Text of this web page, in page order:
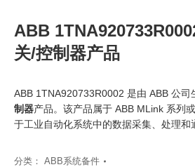
ABB
关/控制器产品
ABB 1TNA920733R0002 是由 ABB 公司
制器产品。该产品属于 ABB MLink 系列
于工业自动化系统中的数据采集、处理和
分类： ABB系统备件